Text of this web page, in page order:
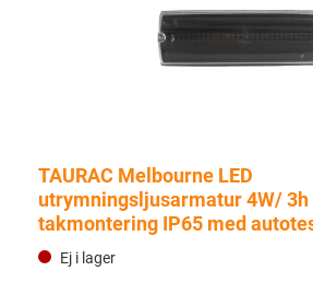
TAURAC Melbourne LED
utrymningsljusarmatur 4W/ 3h
takmontering IP65 med
Ej i lager